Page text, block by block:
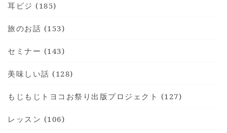
耳ビジ (185)
旅のお話 (153)
セミナー (143)
美味しい話 (128)
もじもじトヨコお祭り出版プロジェクト (127)
レッスン (106)